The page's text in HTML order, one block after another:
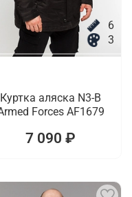
6
3
Куртка аляска N3-B
Forces AF1679
7 090 ₽